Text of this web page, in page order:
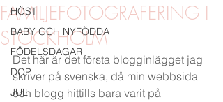
HÖST
BABY OCH NYFÖDDA
FÖDELSDAGAR
DOP
JUL
FAMILJEFOTOGRAFERING I
STOCKHOLM
Det här är det första blogginlägget jag
skriver på svenska, då min webbsida
och blogg hittills bara varit på